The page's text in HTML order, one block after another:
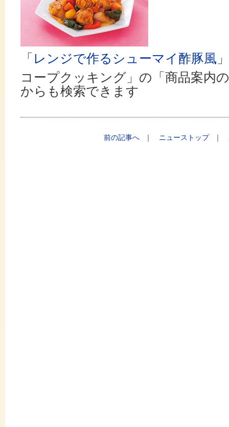
「 レンジで作るシューマイ酢豚風 」
コープクッキング」の「商品案内
からも検索できます
前の記事へ ｜ ニューストップ ｜